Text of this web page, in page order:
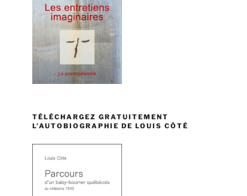
TÉLÉCHARGEZ GRATUITEMENT
L’AUTOBIOGRAPHIE DE LOUIS CÔTÉ